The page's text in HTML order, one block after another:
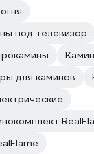
под телевизор
для каминов